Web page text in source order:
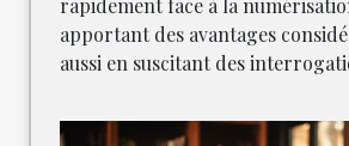
rapidement face à la
apportant des avantages
aussi en suscitant des